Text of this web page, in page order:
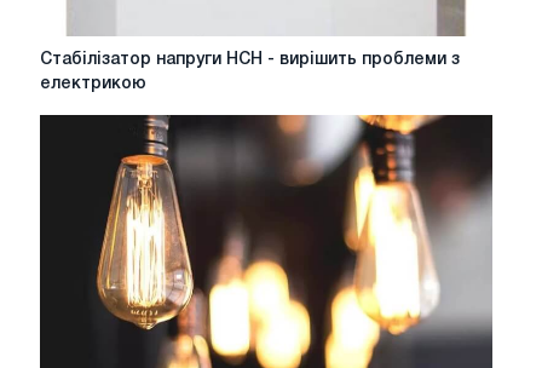
Стабілізатор
проблеми
електрикою
Стабілізатор напруги НСН - вирішить проблеми з
електрикою